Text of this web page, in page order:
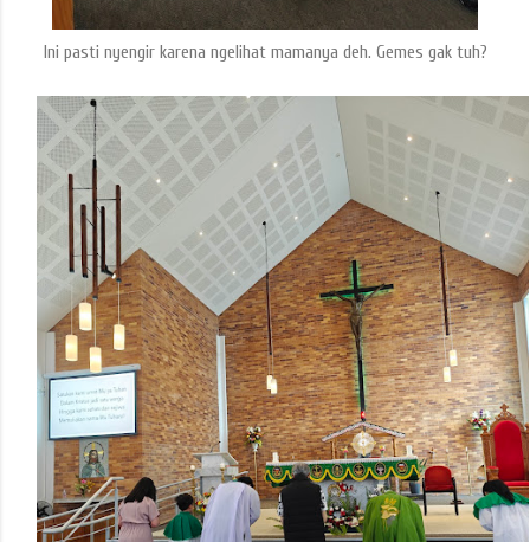
Ini pasti nyengir karena ngelihat mamanya deh. Gemes gak tuh?